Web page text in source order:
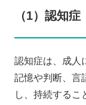
（1）認知症
認知症は、成人
記憶や判断、言
し、持続するこ